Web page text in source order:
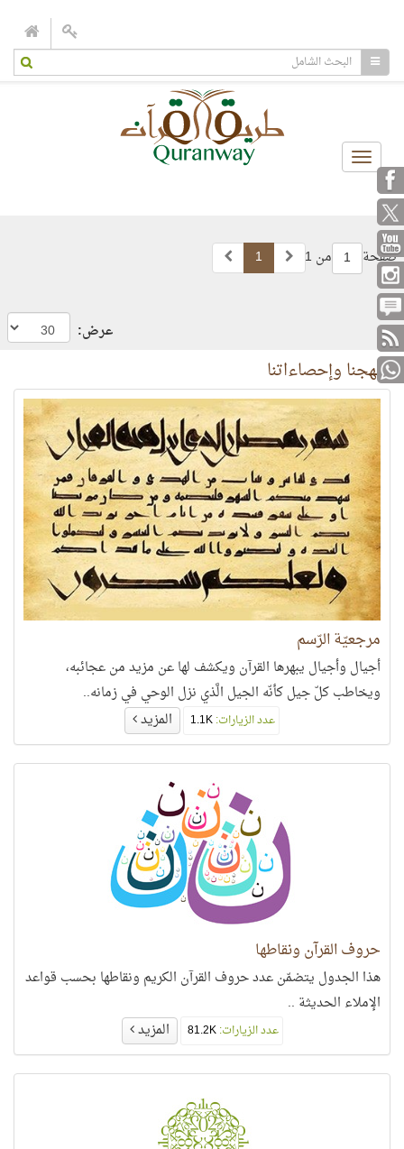
Toggle
navigation
صفحة 1 من 1 1
عرض:
منهجنا وإحصاءاتنا
مرجعيّة الرّسم
أجيال وأجيال يبهرها القرآن ويكشف لها عن مزيد من عجائبه،
ويخاطب كلّ جيل كأنّه الجيل الَّذي نزل الوحي في زمانه..
عدد الزيارات: المزيد
حروف القرآن ونقاطها
هذا الجدول يتضمّن عدد حروف القرآن الكريم ونقاطها بحسب قواعد
الإملاء الحديثة ..
عدد الزيارات:81.2K المزيد